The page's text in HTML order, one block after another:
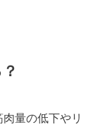
量の低下やリ